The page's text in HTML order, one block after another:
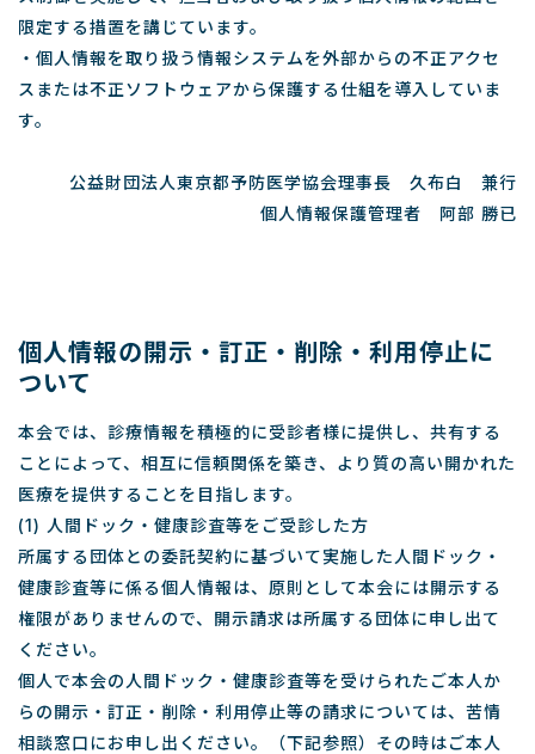
限定する措置を講じています。
・個人情報を取り扱う情報システムを外部からの不正アクセ
スまたは不正ソフトウェアから保護する仕組を導入していま
す。
公益財団法人東京都予防医学協会理事長 久布白 兼行
個人情報保護管理者 阿部 勝已
個人情報の開示・訂正・削除・利用停止に
ついて
本会では、診療情報を積極的に受診者様に提供し、共有する
ことによって、相互に信頼関係を築き、より質の高い開かれた
医療を提供することを目指します。
(1) 人間ドック・健康診査等をご受診した方
所属する団体との委託契約に基づいて実施した人間ドック・
健康診査等に係る個人情報は、原則として本会には開示する
権限がありませんので、開示請求は所属する団体に申し出て
ください。
個人で本会の人間ドック・健康診査等を受けられたご本人か
らの開示・訂正・削除・利用停止等の請求については、苦情
相談窓口にお申し出ください。（下記参照）その時はご本人